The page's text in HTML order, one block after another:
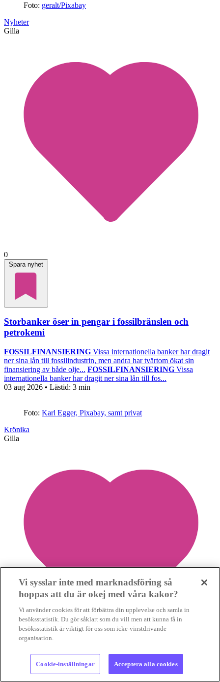
Foto: geralt/Pixabay
Nyheter
Gilla
0
Spara nyhet
Storbanker öser in pengar i fossilbränslen och
petrokemi
FOSSILFINANSIERING Vissa internationella banker har dragit
ner sina lån till fossilindustrin, men andra har tvärtom ökat sin
finansiering av både olje... FOSSILFINANSIERING Vissa
internationella banker har dragit ner sina lån till fos...
03 aug 2026 • Lästid: 3 min
Foto: Karl Egger, Pixabay, samt privat
Krönika
Gilla
Spara nyhet
Vi sysslar inte med marknadsföring så
hoppas att du är okej med våra kakor?
Vi använder cookies för att förbättra din upplevelse och samla in
besöksstatistik. Du gör såklart som du vill men att kunna få in
besöksstatistik är viktigt för oss som icke-vinstdrivande
organisation.
Cookie-inställningar Acceptera alla cookies